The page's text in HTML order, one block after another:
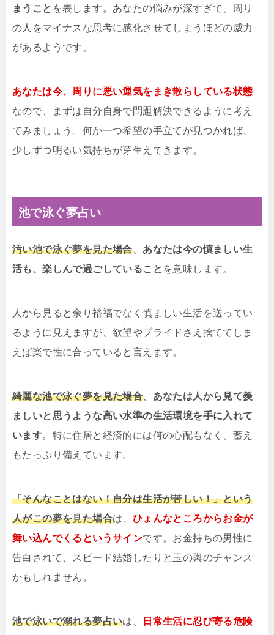
まうこと を表します。あなたの悩みが深すぎて、周り
の人をマイナスな思考に感化させてしまうほどの威力
があるようです。
あなたは今、周りに悪い運気をまき散らしている状態
なので、まずは自分自身で問題解決できるように考え
てみましょう。何か一つ希望の手立てが見つかれば、
少しずつ明るい気持ちが芽生えてきます。
池で泳ぐ夢占い
汚い池で泳ぐ夢を見た場合、 あなたは今の慎ましい生
活も、楽しんで過ごしていること を意味します。
人から見ると余り裕福でなく慎ましい生活を送ってい
るように見えますが、欲望やプライドさえ捨ててしま
えば楽で性に合っていると言えます。
綺麗な池で泳ぐ夢を見た場合
あなたは人から見て羨
ましいと思うような高い水準の生活環境を手に入れて
います。特に住居と経済的には何の心配もなく、蓄え
もたっぷり備えています。
「そんなことはない！自分は生活が苦しい！」という
人がこの夢を見た場合は、 ひょんなところからお金が
舞い込んでくるというサインです。お金持ちの男性に
告白されて、スピード結婚したりと玉の輿のチャンス
かもしれません。
池で泳いで溺れる夢占いは、
日常生活に忍び寄る危険